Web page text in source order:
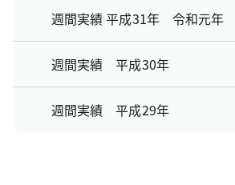
週間実績 平成31年 令和元年
週間実績 平成30年
週間実績 平成29年